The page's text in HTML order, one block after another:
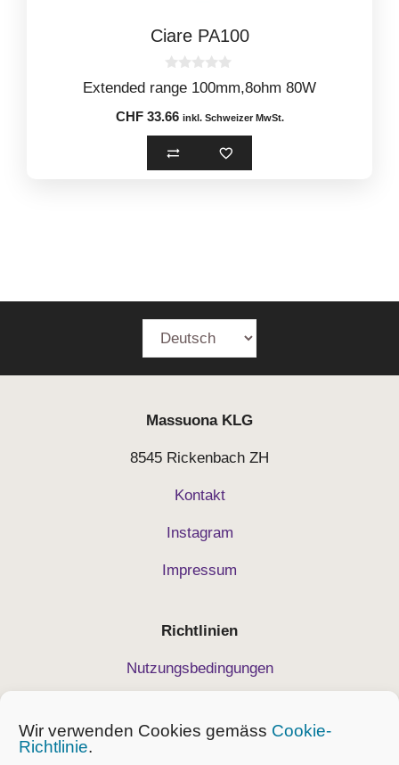
Wir verwenden Cookies gemäss Cookie-
Richtlinie.
Ciare PA100
o
t
5
Extended range 100mm,8ohm 80W
CHF33.66 inkl. Schweizer MwSt.
Massuona KLG
8545 Rickenbach ZH
Kontakt
Instagram
Impressum
Richtlinien
Nutzungsbedingungen
Geschäftsbedingungen